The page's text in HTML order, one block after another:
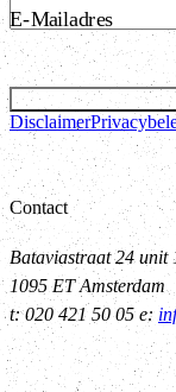
E-Mailadres
Disclaimer
Contact
Bataviastraat 24 unit
1095 ET Amsterdam
t: 020 421 50 05 e: